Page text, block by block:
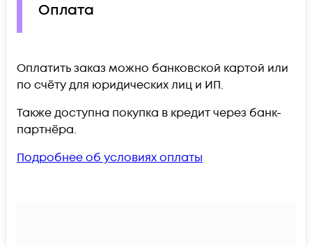
Оплата
Оплатить заказ можно банковской картой или
по счёту для юридических лиц и ИП.
Также доступна покупка в кредит через банк-
партнёра.
Подробнее об условиях оплаты